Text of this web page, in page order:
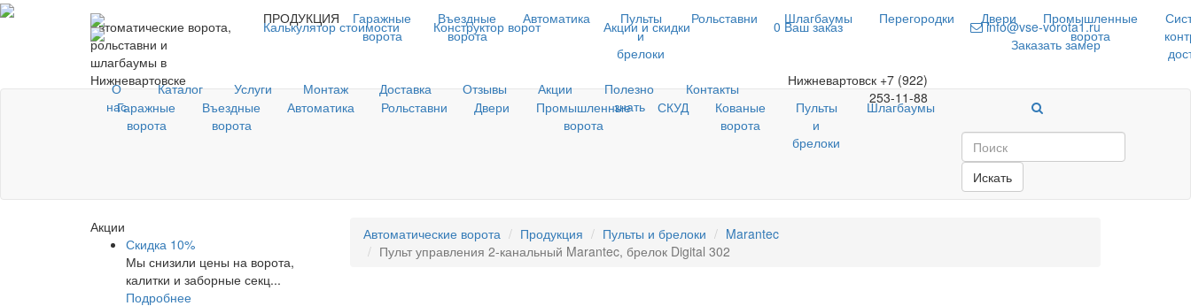
ПРОДУКЦИЯ
Гаражные
ворота
Въездные
ворота
Автоматика
Пульты
и
брелоки
Рольставни Шлагбаумы Перегородки Двери
Промышленные
ворота
О
нас
Каталог Услуги Монтаж Доставка Отзывы Акции
Полезно
знать
Контакты Нижневартовск +7 (922)
253-11-88
Автоматические ворота,
рольставни и
шлагбаумы в
Нижневартовске
Калькулятор стоимости Конструктор ворот Акции и скидки 0 Ваш заказ
info@vse-vorota1.ru
Заказать замер
Гаражные
ворота
Въездные
ворота
Автоматика Рольставни Двери
Промышленные
ворота
СКУД
Кованые
ворота
Пульты
и
брелоки
Шлагбаумы
Искать
Автоматические ворота Продукция Пульты и брелоки
Marantec
Пульт управления 2-канальный Marantec, брелок Digital 302
Акции
Скидка 10%
Мы снизили цены на ворота,
калитки и заборные секц...
Подробнее